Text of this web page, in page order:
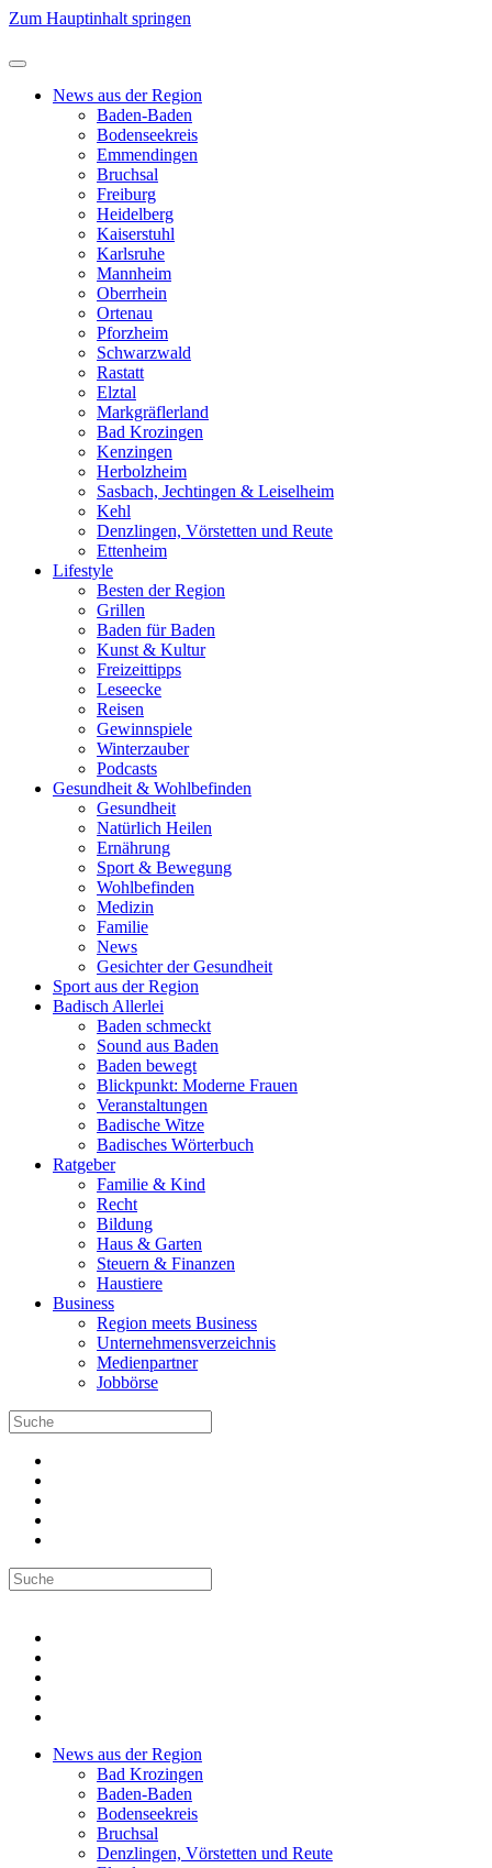
Zum Hauptinhalt springen
News aus der Region
Baden-Baden
Bodenseekreis
Emmendingen
Bruchsal
Freiburg
Heidelberg
Kaiserstuhl
Karlsruhe
Mannheim
Oberrhein
Ortenau
Pforzheim
Schwarzwald
Rastatt
Elztal
Markgräflerland
Bad Krozingen
Kenzingen
Herbolzheim
Sasbach, Jechtingen & Leiselheim
Kehl
Denzlingen, Vörstetten und Reute
Ettenheim
Lifestyle
Besten der Region
Grillen
Baden für Baden
Kunst & Kultur
Freizeittipps
Leseecke
Reisen
Gewinnspiele
Winterzauber
Podcasts
Gesundheit & Wohlbefinden
Gesundheit
Natürlich Heilen
Ernährung
Sport & Bewegung
Wohlbefinden
Medizin
Familie
News
Gesichter der Gesundheit
Sport aus der Region
Badisch Allerlei
Baden schmeckt
Sound aus Baden
Baden bewegt
Blickpunkt: Moderne Frauen
Veranstaltungen
Badische Witze
Badisches Wörterbuch
Ratgeber
Familie & Kind
Recht
Bildung
Haus & Garten
Steuern & Finanzen
Haustiere
Business
Region meets Business
Unternehmensverzeichnis
Medienpartner
Jobbörse
News aus der Region
Bad Krozingen
Baden-Baden
Bodenseekreis
Bruchsal
Denzlingen, Vörstetten und Reute